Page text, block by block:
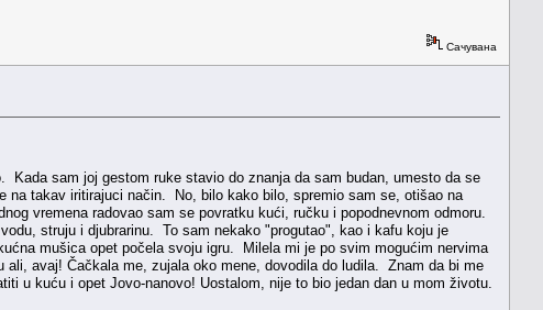
Сачувана
sam joj gestom ruke stavio do znanja da sam budan, umesto da se
takav iritirajuci način. No, bilo kako bilo, spremio sam se, otišao na
vremena radovao sam se povratku kući, ručku i popodnevnom odmoru.
struju i djubrarinu. To sam nekako "progutao", kao i kafu koju je
mušica opet počela svoju igru. Milela mi je po svim mogućim nervima
avaj! Čačkala me, zujala oko mene, dovodila do ludila. Znam da bi me
u kuću i opet Jovo-nanovo! Uostalom, nije to bio jedan dan u mom životu.